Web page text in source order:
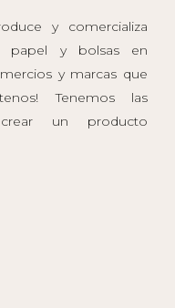
y comercializa
papel y bolsas en
y marcas que
Tenemos las
un producto